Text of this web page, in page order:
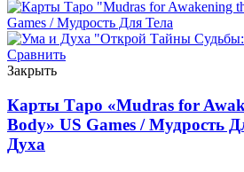
Сравнить
Закрыть
Карты Таро «Mudras for
Body» US Games / Мудрость
Духа